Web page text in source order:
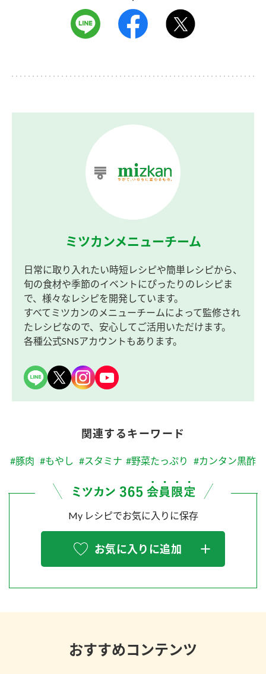
ミツカンメニューチーム
日常に取り入れたい時短レシピや簡単レシピから、
旬の食材や季節のイベントにぴったりのレシピま
で、様々なレシピを開発しています。
すべてミツカンのメニューチームによって監修され
たレシピなので、安心してご活用いただけます。
各種公式SNSアカウントもあります。
関連するキーワード
#豚肉 #もやし #スタミナ #野菜たっぷり #カンタン黒酢
My レシピでお気に入りに保存
お気に入りに追加
おすすめコンテンツ